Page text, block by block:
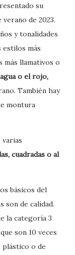
su
de 2023.
y tonalidades
estilos más
más llamativos o
o el rojo,
También hay
montura
varias
cuadradas o al
básicos del
son de calidad.
la categoría 3
son 10 veces
plástico o de